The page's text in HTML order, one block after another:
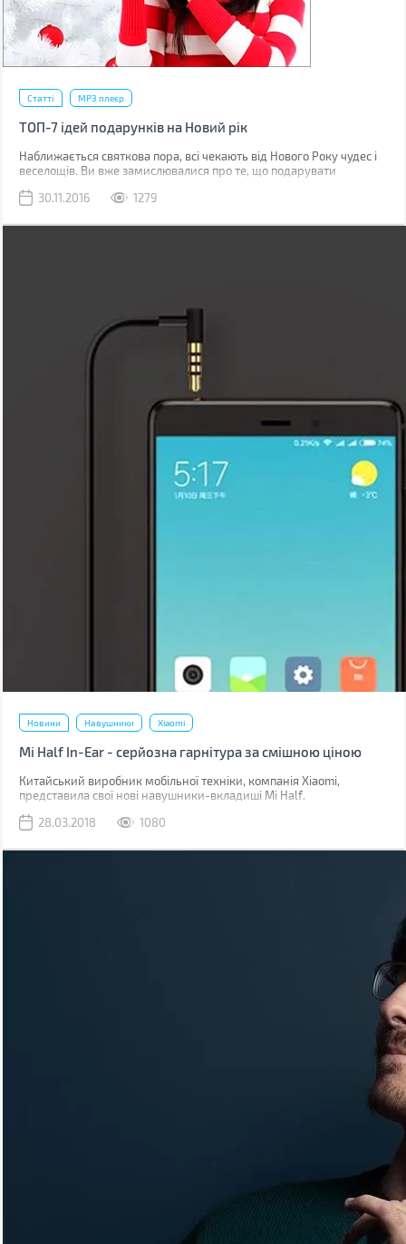
Статті MP3 плеєр
ТОП-7 ідей подарунків на Новий рік
Наближається святкова пора, всі чекають від Нового Року чудес і
веселощів. Ви вже замислювалися про те, що подарувати
Гід підготував для Вас декілька чудових ідей для подарунків на
30.11.2016 1279
Новини Навушники Xiaomi
Mi Half In-Ear - серйозна гарнітура за смішною ціною
Китайський виробник мобільної техніки, компанія Xiaomi,
представила свої нові навушники-вкладиші Mi Half.
28.03.2018
1080